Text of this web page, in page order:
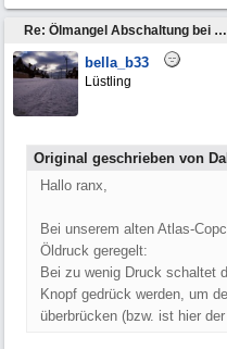
Re: Ölmangel Abschaltung bei Kleinmotoren
bella_b33
Lüstling
Original geschrieben von
Hallo ranx,
Bei unserem alten Atlas-
Öldruck geregelt:
Bei zu wenig Druck schaltet
Knopf gedrück werden, um
überbrücken (bzw. ist hier